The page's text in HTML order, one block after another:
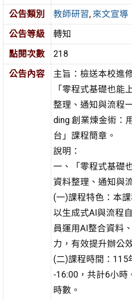
公告類別
教師研習, 來文宣導
公告等級
轉知
點閱次數
218
公告內容
主旨：檢送本校進
「零程式基礎也能
整理、通知與流程
ding 創業煉金術：
台」課程簡章。
說明：
一、「零程式基礎
資料整理、通知與
(一)課程特色：本
以生成式AI與流程
員運用AI整合資料
力，有效提升辦公
(二)課程時間：115
-16:00，共計6小時
時數。